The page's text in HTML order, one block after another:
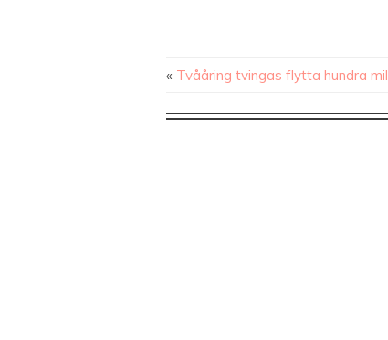
« Tvååring tvingas flytta hundra mil